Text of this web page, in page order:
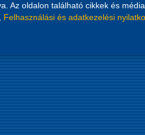
Az oldalon található cikkek és
Felhasználási és adatkezelési